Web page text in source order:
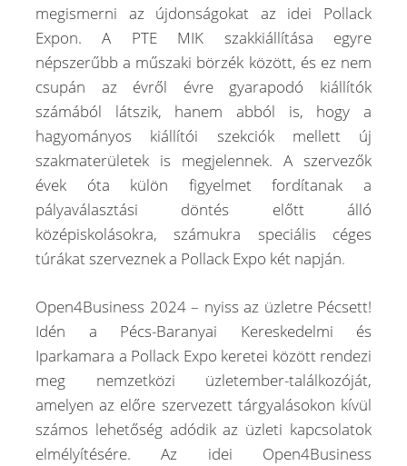
megismerni az újdonságokat az idei Pollack
Expon. A PTE MIK szakkiállítása egyre
népszerűbb a műszaki börzék között, és ez nem
csupán az évről évre gyarapodó kiállítók
számából látszik, hanem abból is, hogy a
hagyományos kiállítói szekciók mellett új
szakmaterületek is megjelennek. A szervezők
évek óta külön figyelmet fordítanak a
pályaválasztási döntés előtt álló
középiskolásokra, számukra speciális céges
túrákat szerveznek a Pollack Expo két napján.
Open4Business 2024 – nyiss az üzletre Pécsett!
Idén a Pécs-Baranyai Kereskedelmi és
Iparkamara a Pollack Expo keretei között rendezi
meg nemzetközi üzletember-találkozóját,
amelyen az előre szervezett tárgyalásokon kívül
számos lehetőség adódik az üzleti kapcsolatok
elmélyítésére. Az idei Open4Business